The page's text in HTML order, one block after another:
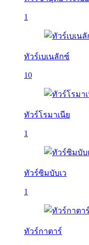
1
ทัวร์เบเนลักซ์
10
ทัวร์โรมาเนีย
1
ทัวร์ซิมบับเว
1
ทัวร์กาตาร์